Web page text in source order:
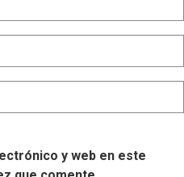
y web en este